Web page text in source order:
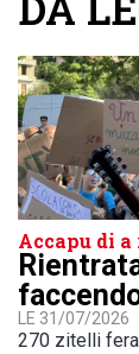
Accapu di a
LE 31/07/2026
270 zitelli